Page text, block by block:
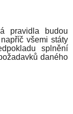
pravidla budou
všemi státy
splnění
daného